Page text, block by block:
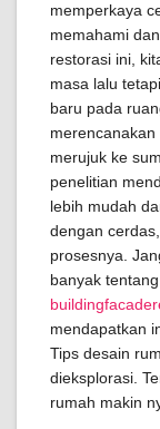
memperkaya
memahami
restorasi ini,
masa lalu
baru pada
merujuk ke
penelitian
lebih mudah
dengan
prosesnya.
banyak
mendapatkan
Tips desain
dieksplorasi.
rumah makin